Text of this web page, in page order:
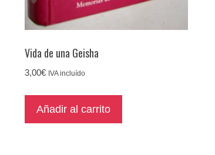
Vida de una Geisha
3,00€ IVA incluído
Añadir al carrito